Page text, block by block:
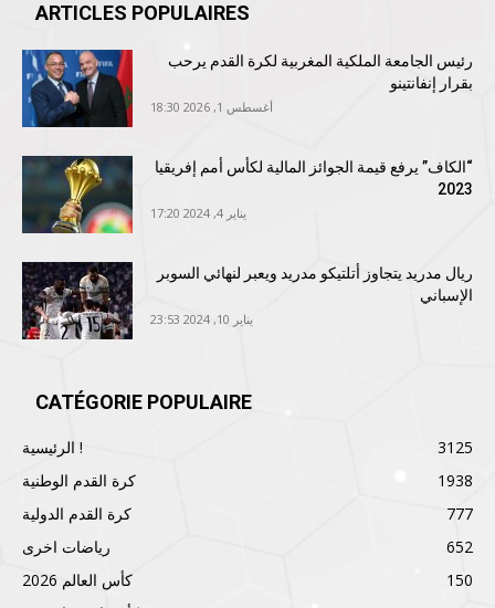
ARTICLES POPULAIRES
رئيس الجامعة الملكية المغربية لكرة القدم يرحب
بقرار إنفانتينو
أغسطس 1, 2026 18:30
“الكاف” يرفع قيمة الجوائز المالية لكأس أمم إفريقيا
2023
يناير 4, 2024 17:20
ريال مدريد يتجاوز أتلتيكو مدريد ويعبر لنهائي السوبر
الإسباني
يناير 10, 2024 23:53
CATÉGORIE POPULAIRE
الرئيسية !
3125
كرة القدم الوطنية
1938
كرة القدم الدولية
777
رياضات اخرى
652
كأس العالم 2026
150